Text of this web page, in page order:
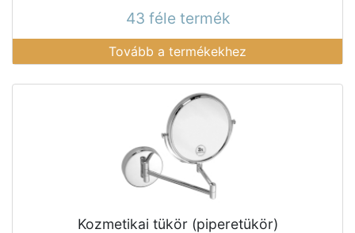
43 féle termék
Tovább a termékekhez
Kozmetikai tükör (piperetükör)